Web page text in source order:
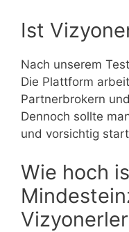
Ist
Nach unserem
Die Plattform
Partnerbrokern
Dennoch sollte
und vorsichtig
Wie hoch